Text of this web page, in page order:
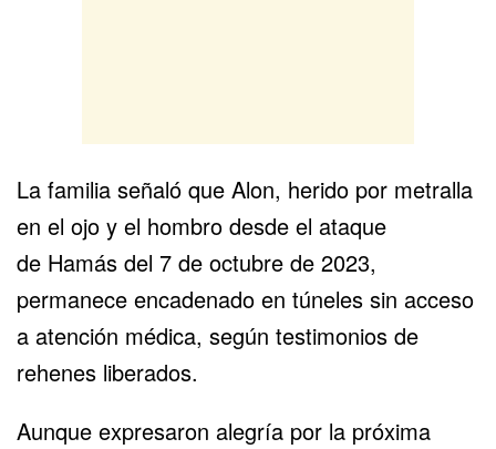
La familia señaló que Alon, herido por metralla
en el ojo y el hombro desde el ataque
de Hamás del 7 de octubre de 2023,
permanece encadenado en túneles sin acceso
a atención médica, según testimonios de
rehenes liberados.
Aunque expresaron alegría por la próxima